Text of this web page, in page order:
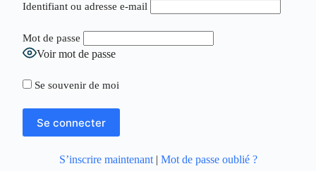
Identifiant ou adresse e-mail
Mot de passe
Voir mot de passe
Se souvenir de moi
S’inscrire maintenant| Mot de passe oublié ?